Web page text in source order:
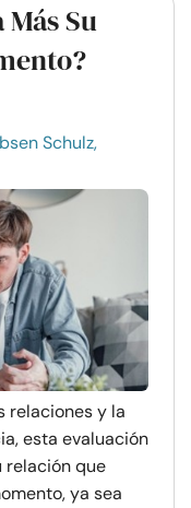
Su
Schulz,
relaciones y la
esta evaluación
relación que
ya sea